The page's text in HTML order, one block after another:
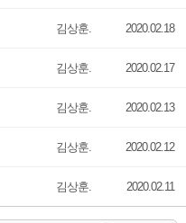
김상훈. 2020.02.18
김상훈. 2020.02.17
김상훈. 2020.02.13
김상훈. 2020.02.12
김상훈. 2020.02.11